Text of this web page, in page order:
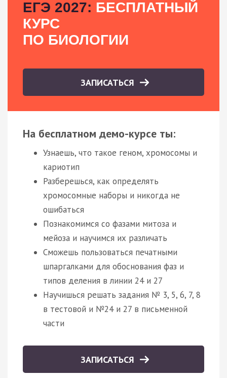
ЕГЭ 2027: БЕСПЛАТНЫЙ
КУРС
ПО БИОЛОГИИ
ЗАПИСАТЬСЯ
На бесплатном демо-курсе ты:
Узнаешь, что такое геном, хромосомы и
кариотип
Разберешься, как определять
хромосомные наборы и никогда не
ошибаться
Познакомимся со фазами митоза и
мейоза и научимся их различать
Сможешь пользоваться печатными
шпаргалками для обоснования фаз и
типов деления в линии 24 и 27
Научишься решать задания № 3, 5, 6, 7, 8
в тестовой и №24 и 27 в письменной
части
ЗАПИСАТЬСЯ